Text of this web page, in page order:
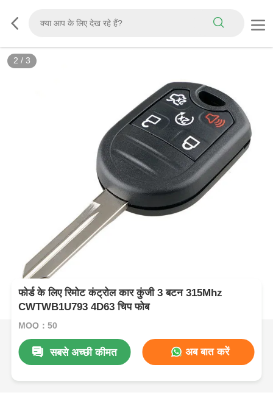
2 / 3
फोर्ड के लिए रिमोट कंट्रोल कार कुंजी 3 बटन 315Mhz
CWTWB1U793 4D63 चिप फोब
MOQ：50
सबसे अच्छी कीमत अब बात करें